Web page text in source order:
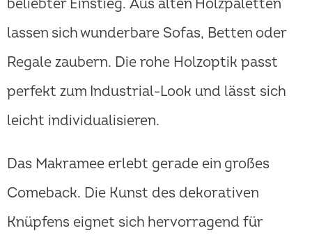
beliebter Einstieg. Aus alten Holzpaletten
lassen sich wunderbare Sofas, Betten oder
Regale zaubern. Die rohe Holzoptik passt
perfekt zum Industrial-Look und lässt sich
leicht individualisieren.
Das Makramee erlebt gerade ein großes
Comeback. Die Kunst des dekorativen
Knüpfens eignet sich hervorragend für